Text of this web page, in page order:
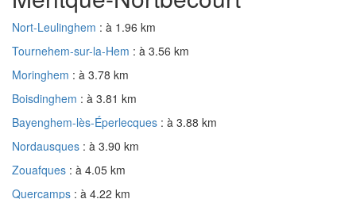
Nort-Leulinghem : à 1.96 km
Tournehem-sur-la-Hem : à 3.56 km
Moringhem : à 3.78 km
Boisdinghem : à 3.81 km
Bayenghem-lès-Éperlecques : à 3.88 km
Nordausques : à 3.90 km
Zouafques : à 4.05 km
Quercamps : à 4.22 km